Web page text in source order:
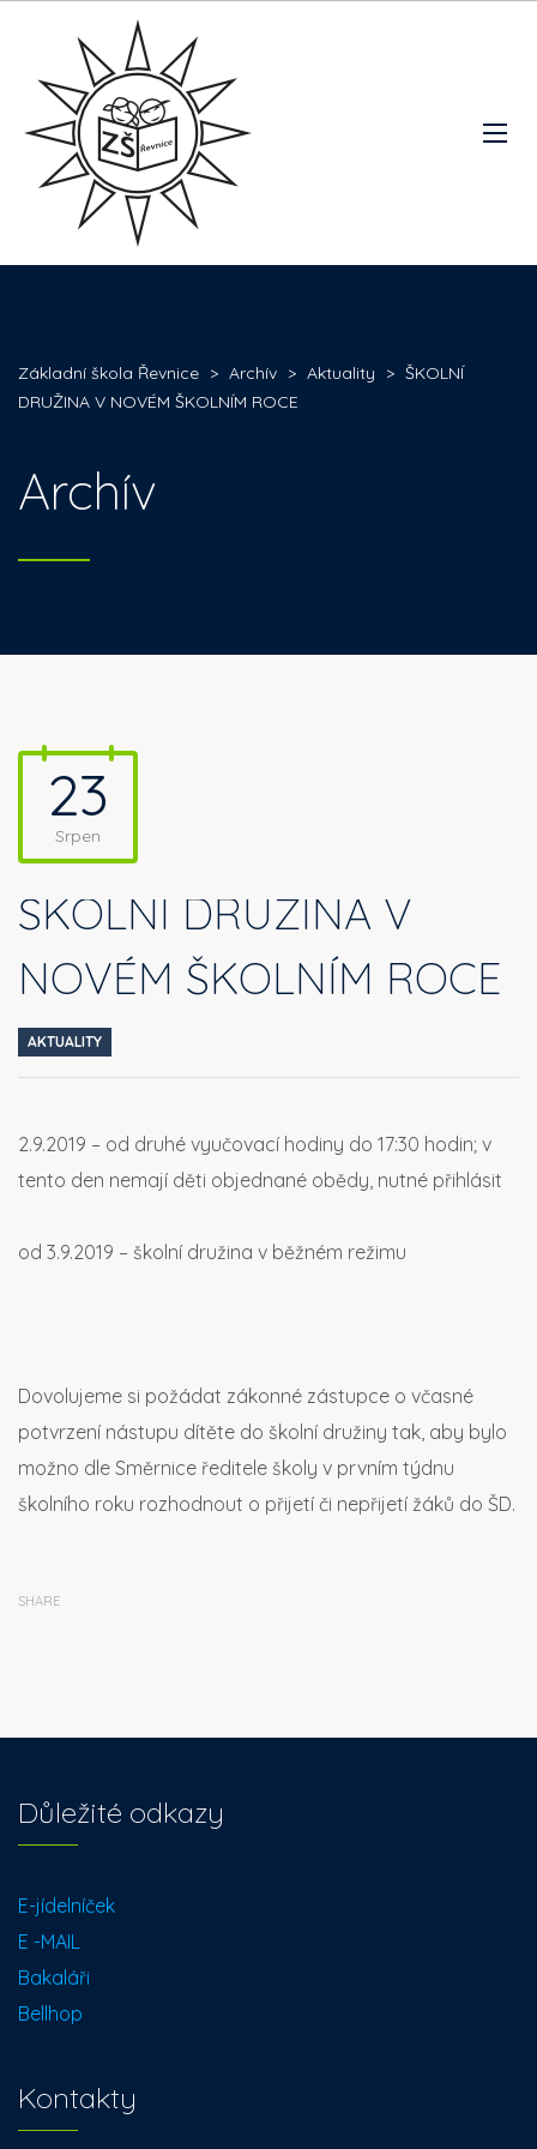
Základní škola Řevnice > Archív > Aktuality > ŠKOLNÍ
DRUŽINA V NOVÉM ŠKOLNÍM ROCE
Archív
23
Srpen
ŠKOLNÍ DRUŽINA V
NOVÉM ŠKOLNÍM ROCE
AKTUALITY
2.9.2019 – od druhé vyučovací hodiny do 17:30 hodin; v
tento den nemají děti objednané obědy, nutné přihlásit
od 3.9.2019 – školní družina v běžném režimu
Dovolujeme si požádat zákonné zástupce o včasné
potvrzení nástupu dítěte do školní družiny tak, aby bylo
možno dle Směrnice ředitele školy v prvním týdnu
školního roku rozhodnout o přijetí či nepřijetí žáků do ŠD.
SHARE
Důležité odkazy
E-jídelníček
E -MAIL
Bakaláři
Bellhop
Kontakty